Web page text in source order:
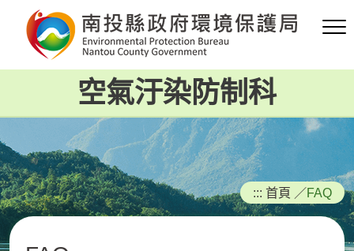
要
容
區
塊
空氣汙染防制科
::: 首頁 ／FAQ